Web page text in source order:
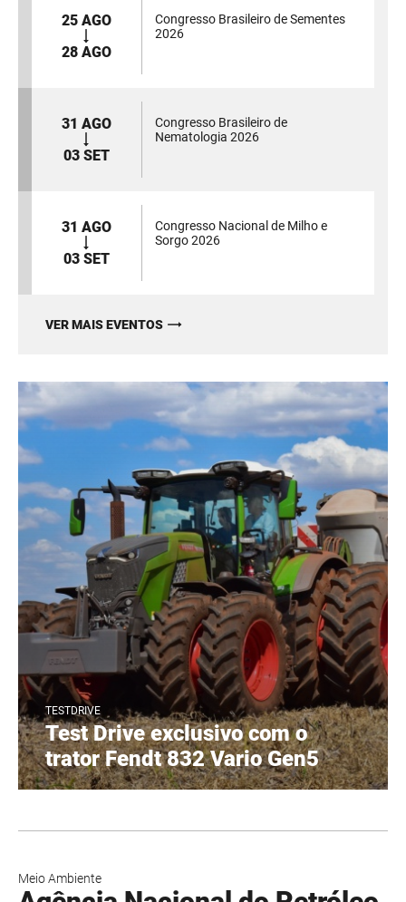
25 AGO
28 AGO
Congresso Brasileiro de Sementes
2026
31 AGO
03 SET
Congresso Brasileiro de
Nematologia 2026
31 AGO
03 SET
Congresso Nacional de Milho e
Sorgo 2026
VER MAIS EVENTOS
TESTDRIVE
Test Drive exclusivo com o
trator Fendt 832 Vario Gen5
Meio Ambiente